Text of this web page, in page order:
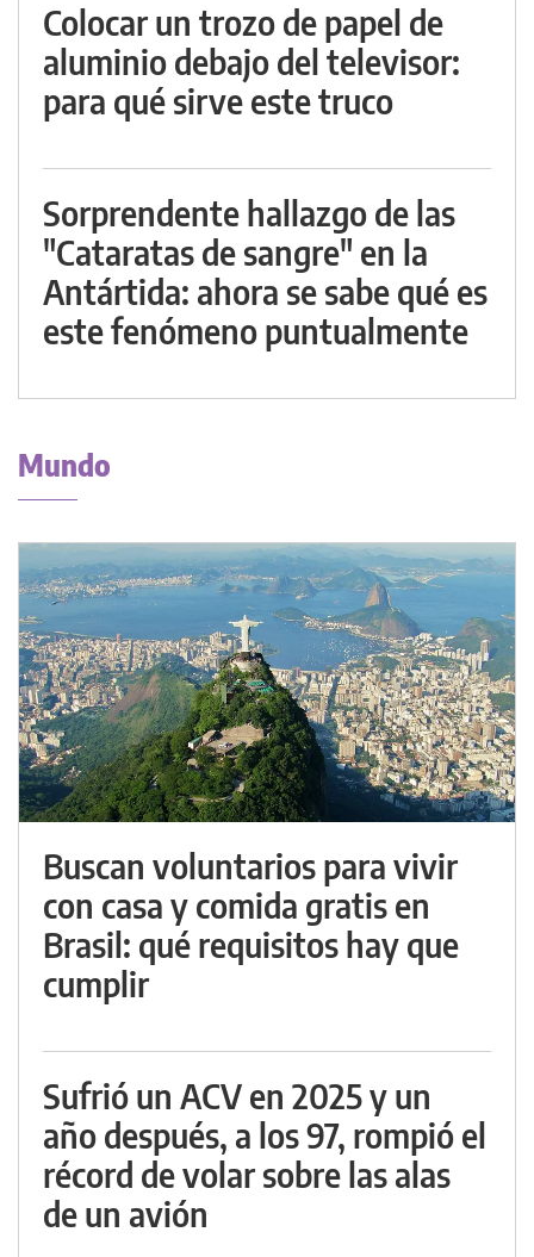
Colocar un trozo de papel de
aluminio debajo del televisor:
para qué sirve este truco
Sorprendente hallazgo de las
"Cataratas de sangre" en la
Antártida: ahora se sabe qué es
este fenómeno puntualmente
Mundo
Buscan voluntarios para vivir
con casa y comida gratis en
Brasil: qué requisitos hay que
cumplir
Sufrió un ACV en 2025 y un
año después, a los 97, rompió el
récord de volar sobre las alas
de un avión